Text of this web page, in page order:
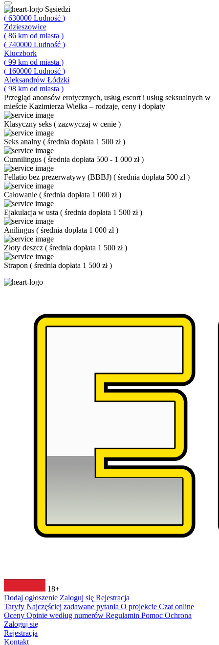
Sąsiedzi
( 630000 Ludność )
Zdzieszowice
( 86 km od miasta )
( 740000 Ludność )
Kluczbork
( 99 km od miasta )
( 160000 Ludność )
Aleksandrów Łódzki
( 98 km od miasta )
Przegląd anonsów erotycznych, usług escort i usług seksualnych w
mieście Kazimierza Wielka – rodzaje, ceny i dopłaty
Klasyczny seks ( zazwyczaj w cenie )
Seks analny ( średnia dopłata 1 500 zł)
Cunnilingus ( średnia dopłata 500 - 1 000 zł)
Fellatio bez prezerwatywy (BBBJ) ( średnia dopłata 500 zł)
Całowanie ( średnia dopłata 1 000 zł)
Ejakulacja w usta ( średnia dopłata 1 500 zł)
Anilingus ( średnia dopłata 1 000 zł)
Złoty deszcz ( średnia dopłata 1 500 zł)
Strapon ( średnia dopłata 1 500 zł)
18+
Dodaj ogłoszenie Zaloguj się Rejestracja
Taryfy Najczęściej zadawane pytania O projekcie Czat online
Oceny Opinie według numerów Regulamin Pomoc Ochrona
Zaloguj się
Rejestracja
Kontakt